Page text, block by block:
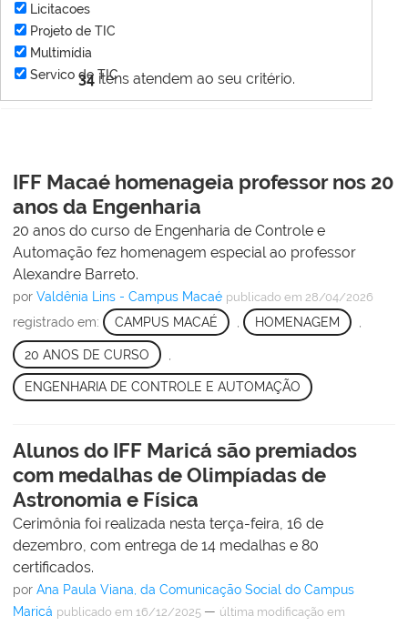
34itens atendem ao seu critério.
Licitacoes
Projeto de TIC
Multimídia
Servico de TIC
IFF Macaé homenageia professor nos 20
anos da Engenharia
20 anos do curso de Engenharia de Controle e
Automação fez homenagem especial ao professor
Alexandre Barreto.
por Valdênia Lins - Campus Macaé publicado em 28/04/2026
registrado em: CAMPUS MACAÉ HOMENAGEM
20 ANOS DE CURSO
ENGENHARIA DE CONTROLE E AUTOMAÇÃO
Alunos do IFF Maricá são premiados
com medalhas de Olimpíadas de
Astronomia e Física
Cerimônia foi realizada nesta terça-feira, 16 de
dezembro, com entrega de 14 medalhas e 80
certificados.
por Ana Paula Viana, da Comunicação Social do Campus
Maricá publicado em 16/12/2025 — última modificação em